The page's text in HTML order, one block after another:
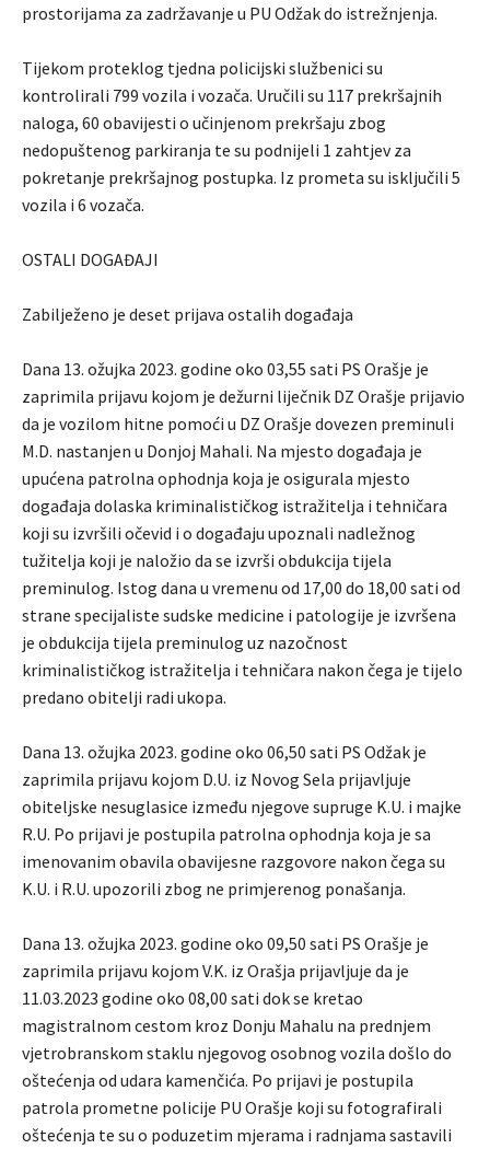
prostorijama za zadržavanje u PU Odžak do istrežnjenja.
Tijekom proteklog tjedna policijski službenici su
kontrolirali 799 vozila i vozača. Uručili su 117 prekršajnih
naloga, 60 obavijesti o učinjenom prekršaju zbog
nedopuštenog parkiranja te su podnijeli 1 zahtjev za
pokretanje prekršajnog postupka. Iz prometa su isključili 5
vozila i 6 vozača.
OSTALI DOGAĐAJI
Zabilježeno je deset prijava ostalih događaja
Dana 13. ožujka 2023. godine oko 03,55 sati PS Orašje je
zaprimila prijavu kojom je dežurni liječnik DZ Orašje prijavio
da je vozilom hitne pomoći u DZ Orašje dovezen preminuli
M.D. nastanjen u Donjoj Mahali. Na mjesto događaja je
upućena patrolna ophodnja koja je osigurala mjesto
događaja dolaska kriminalističkog istražitelja i tehničara
koji su izvršili očevid i o događaju upoznali nadležnog
tužitelja koji je naložio da se izvrši obdukcija tijela
preminulog. Istog dana u vremenu od 17,00 do 18,00 sati od
strane specijaliste sudske medicine i patologije je izvršena
je obdukcija tijela preminulog uz nazočnost
kriminalističkog istražitelja i tehničara nakon čega je tijelo
predano obitelji radi ukopa.
Dana 13. ožujka 2023. godine oko 06,50 sati PS Odžak je
zaprimila prijavu kojom D.U. iz Novog Sela prijavljuje
obiteljske nesuglasice između njegove supruge K.U. i majke
R.U. Po prijavi je postupila patrolna ophodnja koja je sa
imenovanim obavila obavijesne razgovore nakon čega su
K.U. i R.U. upozorili zbog ne primjerenog ponašanja.
Dana 13. ožujka 2023. godine oko 09,50 sati PS Orašje je
zaprimila prijavu kojom V.K. iz Orašja prijavljuje da je
11.03.2023 godine oko 08,00 sati dok se kretao
magistralnom cestom kroz Donju Mahalu na prednjem
vjetrobranskom staklu njegovog osobnog vozila došlo do
oštećenja od udara kamenčića. Po prijavi je postupila
patrola prometne policije PU Orašje koji su fotografirali
oštećenja te su o poduzetim mjerama i radnjama sastavili